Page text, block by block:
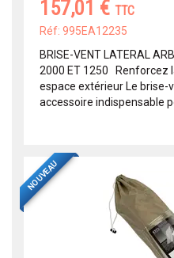
157,01 € TTC
Réf: 995EA12235
BRISE-VENT LATERAL
2000 ET 1250 Renforcez
espace extérieur Le brise-
accessoire indispensable
NOUVEAU